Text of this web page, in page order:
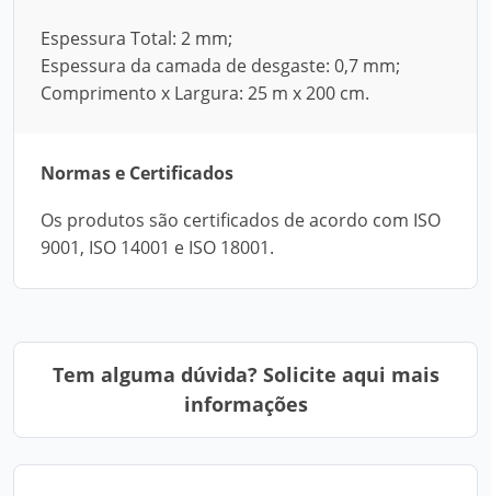
Espessura Total: 2 mm;
Espessura da camada de desgaste: 0,7 mm;
Comprimento x Largura: 25 m x 200 cm.
Normas e Certificados
Os produtos são certificados de acordo com ISO
9001, ISO 14001 e ISO 18001.
Tem alguma dúvida? Solicite aqui mais
informações